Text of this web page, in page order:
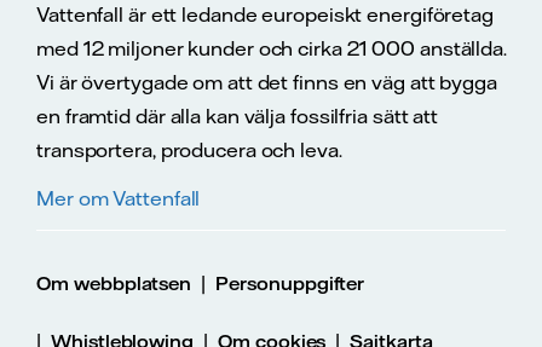
Vattenfall är ett ledande europeiskt energiföretag
med 12 miljoner kunder och cirka 21 000 anställda.
Vi är övertygade om att det finns en väg att bygga
en framtid där alla kan välja fossilfria sätt att
transportera, producera och leva.
Mer om Vattenfall
Om webbplatsen | Personuppgifter
| Whistleblowing | Om cookies |Sajtkarta